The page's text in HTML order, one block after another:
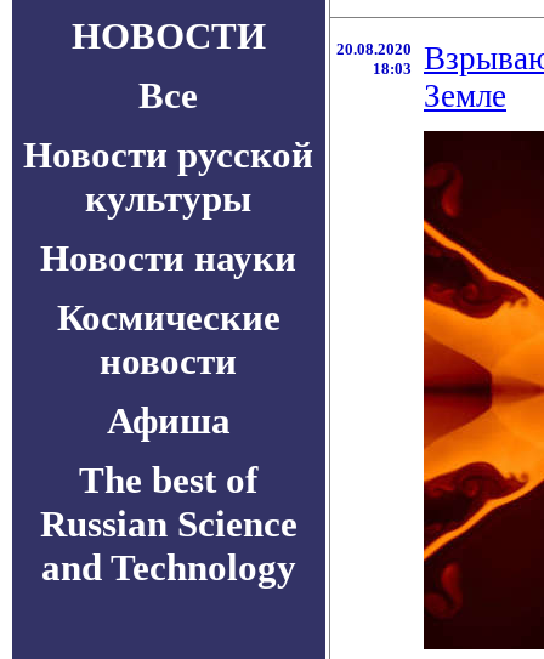
НОВОСТИ
Все
Новости русской
культуры
Новости науки
Космические
новости
Афиша
The best of
Russian Science
and Technology
20.08.2020
18:03
Земле